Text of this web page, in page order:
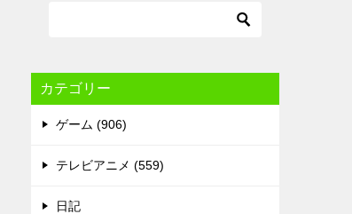
カテゴリー
ゲーム (906)
テレビアニメ (559)
日記